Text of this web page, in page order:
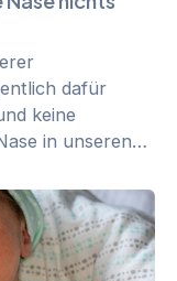
dafür
keine
in unseren…